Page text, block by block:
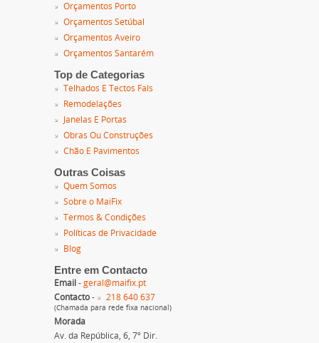
Orçamentos Porto
Orçamentos Setúbal
Orçamentos Aveiro
Orçamentos Santarém
Top de Categorias
Telhados E Tectos Fals
Remodelações
Janelas E Portas
Obras Ou Construções
Chão E Pavimentos
Outras Coisas
Quem Somos
Sobre o MaiFix
Termos & Condições
Políticas de Privacidade
Blog
Entre em Contacto
Email - geral@maifix.pt
Contacto - 218 640 637
(Chamada para rede fixa nacional)
Morada
Av. da República, 6, 7º Dir.